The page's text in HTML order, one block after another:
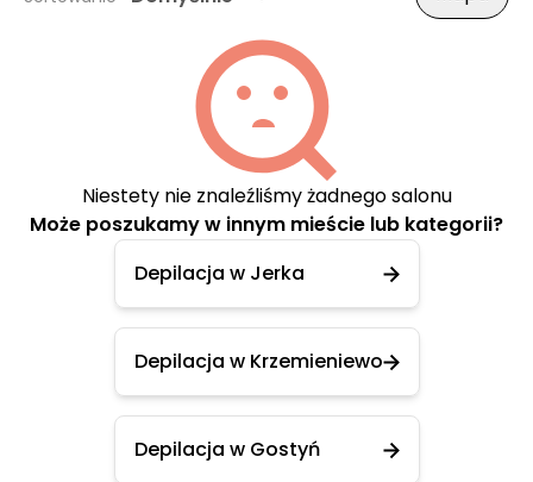
Niestety nie znaleźliśmy żadnego salonu
Może poszukamy w innym mieście lub kategorii?
Depilacja w Jerka
Depilacja w Krzemieniewo
Depilacja w Gostyń